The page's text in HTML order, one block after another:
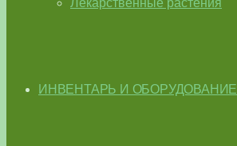
Лекарственные растения
ИНВЕНТАРЬ И ОБОРУДОВАНИЕ